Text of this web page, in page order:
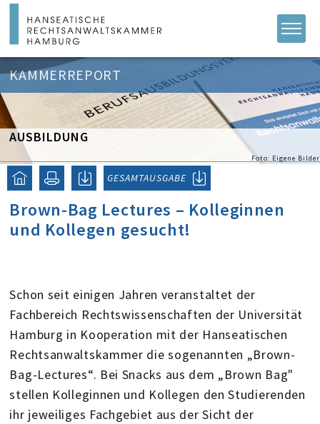
KAMMERREPORT
Foto: Eigene Bilder
AUSBILDUNG
GESAMTAUSGABE
Brown-Bag Lectures – Kolleginnen
und Kollegen gesucht!
Schon seit einigen Jahren veranstaltet der
Fachbereich Rechtswissenschaften der Universität
Hamburg in Kooperation mit der Hanseatischen
Rechtsanwaltskammer die sogenannten „Brown-
Bag-Lectures“. Bei Snacks aus dem „Brown Bag"
stellen Kolleginnen und Kollegen den Studierenden
ihr jeweiliges Fachgebiet aus der Sicht der